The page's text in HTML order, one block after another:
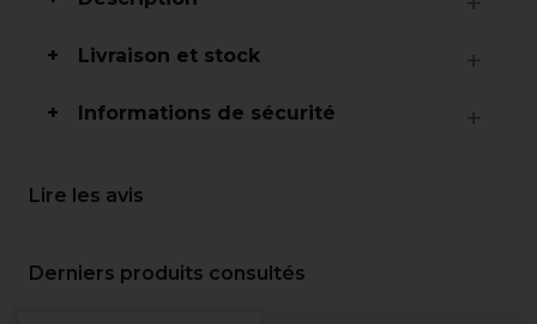
Livraison et stock
Informations de sécurité
Lire les avis
Derniers produits consultés